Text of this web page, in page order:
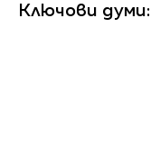
Ключови думи: